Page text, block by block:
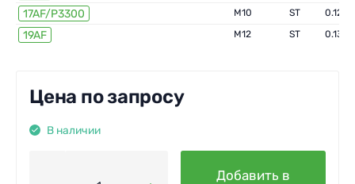
17AF/P3300 М10 ST 0.125
19AF М12 ST 0.135
Цена по запросу
В наличии
Добавить в